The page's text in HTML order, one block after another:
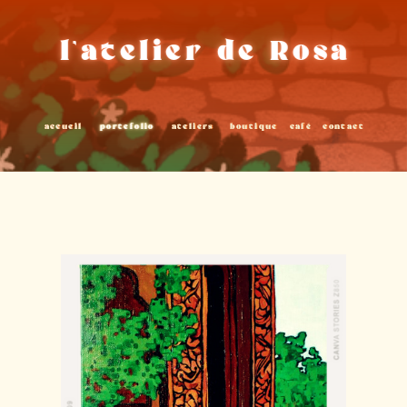
l’atelier de Rosa
accueil portefolio ateliers boutique café contact